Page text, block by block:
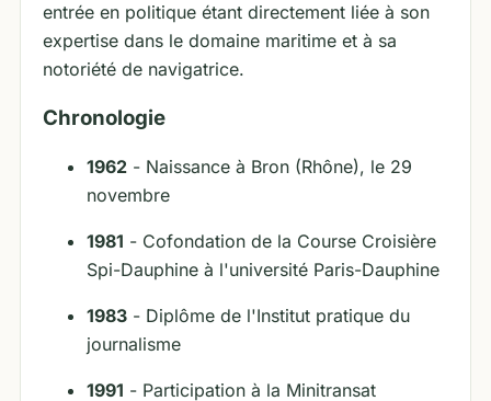
entrée en politique étant directement liée à son
expertise dans le domaine maritime et à sa
notoriété de navigatrice.
Chronologie
1962 - Naissance à Bron (Rhône), le 29
novembre
1981 - Cofondation de la Course Croisière
Spi-Dauphine à l'université Paris-Dauphine
1983 - Diplôme de l'Institut pratique du
journalisme
1991 - Participation à la Minitransat